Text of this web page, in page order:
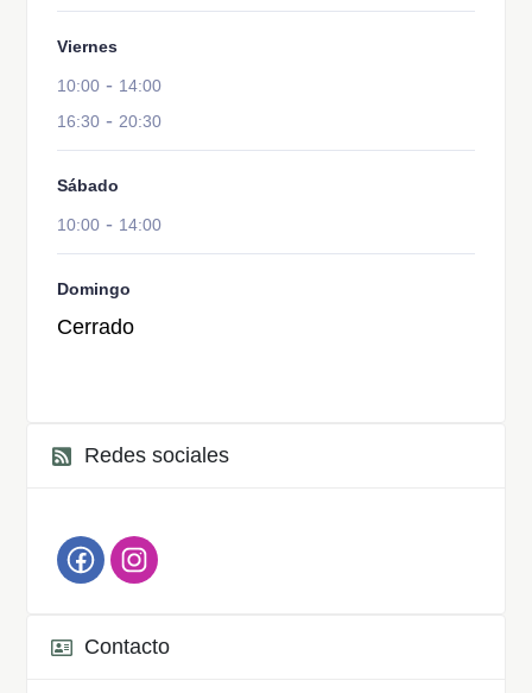
Viernes
10:00 - 14:00
16:30 -20:30
Sábado
10:00 - 14:00
Domingo
Cerrado
Redes sociales
Contacto